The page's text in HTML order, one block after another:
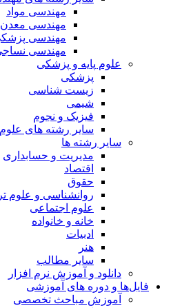
مهندسی مواد
مهندسی معدن
مهندسی پزشکی
مهندسی نساجی
علوم پایه و پزشکی
پزشکی
زیست شناسی
شیمی
فیزیک و نجوم
سایر رشته های علوم پایه
سایر رشته ها
مدیریت و حسابداری
اقتصاد
حقوق
روانشناسی و علوم تربیتی
علوم اجتماعی
خانه و خانواده
ادبیات
هنر
سایر مطالب
دانلود و آموزش نرم افزار
فایل‌ها و دوره های آموزشی
آموزش مباحث تخصصی